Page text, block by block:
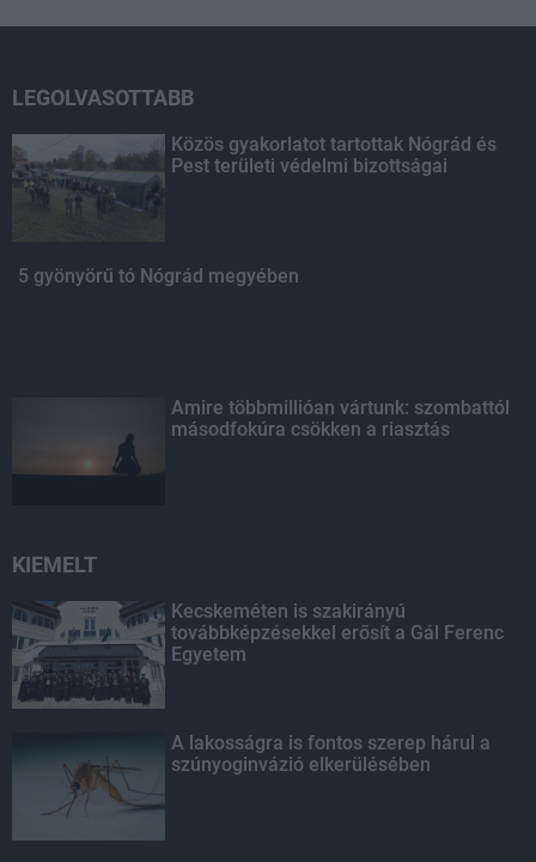
LEGOLVASOTTABB
Közös gyakorlatot tartottak Nógrád és
Pest területi védelmi bizottságai
5 gyönyörű tó Nógrád megyében
Amire többmillióan vártunk: szombattól
másodfokúra csökken a riasztás
KIEMELT
Kecskeméten is szakirányú
továbbképzésekkel erősít a Gál Ferenc
Egyetem
A lakosságra is fontos szerep hárul a
szúnyoginvázió elkerülésében